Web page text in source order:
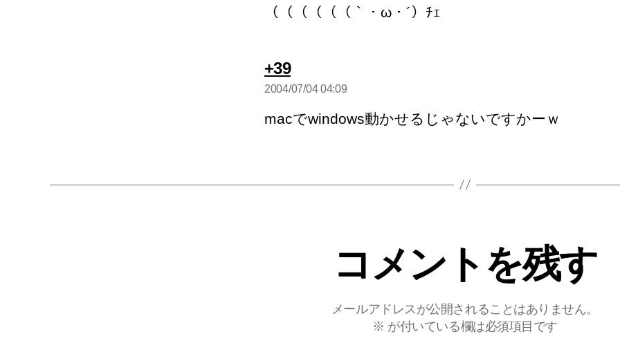
（（（（（（｀・ω・´）ﾁｪ
+39の
発
2004/07/04 04:09
macでwindows動かせるじゃないですかーｗ
コメントを残す
メールアドレスが公開されることはありません。
※ が付いている欄は必須項目です